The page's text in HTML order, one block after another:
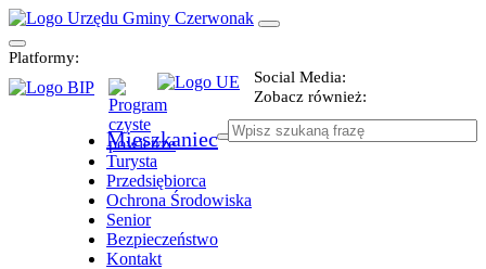
Platformy:
Social Media:
Zobacz również:
Mieszkaniec
Turysta
Przedsiębiorca
Ochrona Środowiska
Senior
Bezpieczeństwo
Kontakt